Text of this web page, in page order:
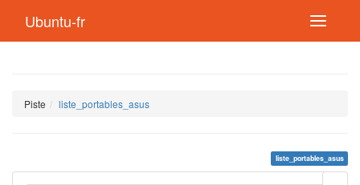
Ubuntu-fr
Piste liste_portables_asus
liste_portables_asus